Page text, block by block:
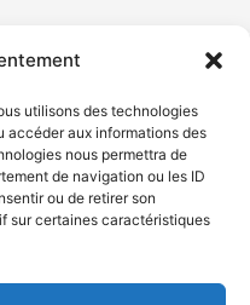
utilisons des technologies
accéder aux informations des
nous permettra de
de navigation ou les ID
ou de retirer son
sur certaines caractéristiques
2026